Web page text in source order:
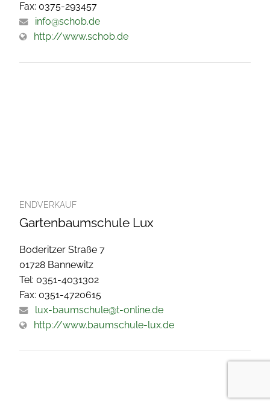
Fax: 0375-293457
info@schob.de
http://www.schob.de
ENDVERKAUF
Gartenbaumschule Lux
Boderitzer Straße 7
01728 Bannewitz
Tel: 0351-4031302
Fax: 0351-4720615
lux-baumschule@t-online.de
http://www.baumschule-lux.de